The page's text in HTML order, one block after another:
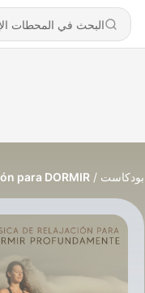
بودكاست para DORMIR